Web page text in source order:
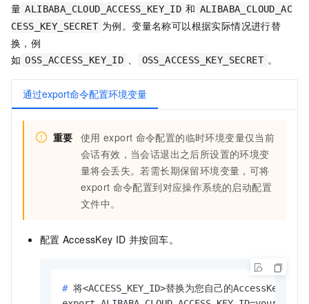
量 ALIBABA_CLOUD_ACCESS_KEY_ID 和 ALIBABA_CLOUD_AC
CESS_KEY_SECRET 为例。变量名称可以根据实际情况进行替
换，例
如 OSS_ACCESS_KEY_ID OSS_ACCESS_KEY_SECRET 。
通过export命令配置环境变量
重要 使用 export 命令配置的临时环境变量仅当前
会话有效，当会话退出之后所设置的环境变
量将会丢失。若需长期保留环境变量，可将
export 命令配置到对应操作系统的启动配置
文件中。
配置 AccessKey ID 并按回车。
# 将<ACCESS_KEY_ID>替换为您自己的AccessKey ID。